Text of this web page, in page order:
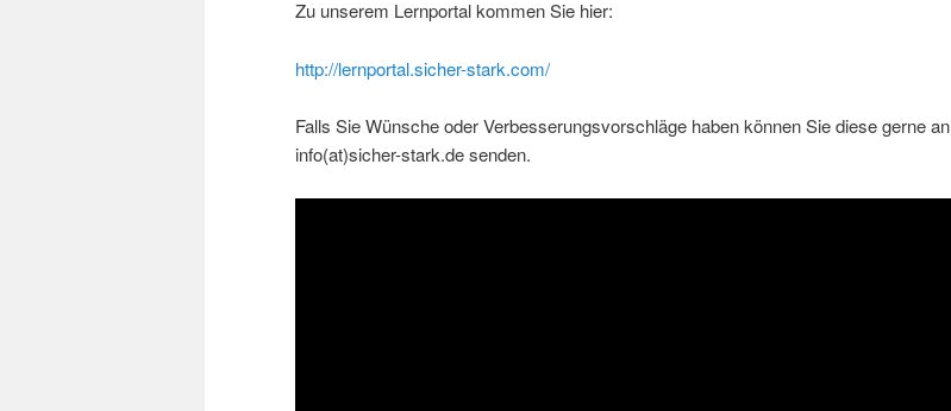
Zu unserem Lernportal kommen Sie hier:
http://lernportal.sicher-stark.com/
Falls Sie Wünsche oder Verbesserungsvorschläge haben können Sie diese gerne an
info(at)sicher-stark.de senden.